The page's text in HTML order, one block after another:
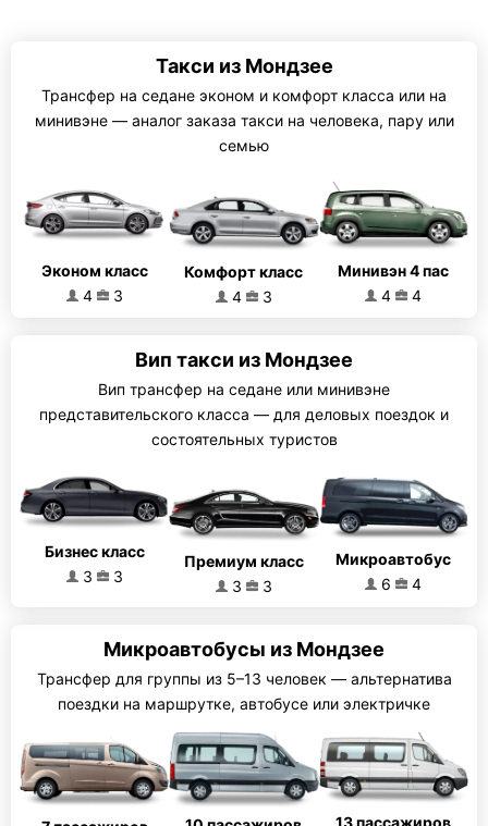
Такси из Мондзее
Трансфер на седане эконом и комфорт класса или на
минивэне — аналог заказа такси на человека, пару или
семью
Эконом класс
4
3
Комфорт класс
4
3
Минивэн 4 пас
4
4
Вип такси из Мондзее
Вип трансфер на седане или минивэне
представительского класса — для деловых поездок и
состоятельных туристов
Бизнес класс
3
3
Премиум класс
3
3
Микроавтобус
6
4
Микроавтобусы из Мондзее
Трансфер для группы из 5–13 человек — альтернатива
поездки на маршрутке, автобусе или электричке